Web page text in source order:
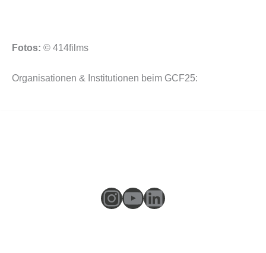
Fotos: © 414films
Organisationen & Institutionen beim GCF25:
Instagram
YouTube
LinkedIn